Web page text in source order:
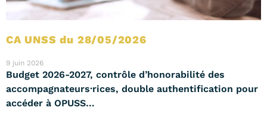
CA UNSS du 28/05/2026
9 juin 2026
Budget 2026-2027, contrôle d’honorabilité des
accompagnateurs·rices, double authentification pour
accéder à OPUSS…